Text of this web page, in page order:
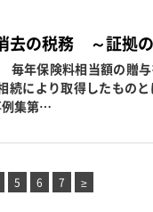
去の税務 ～証拠
毎年保険料相当額の贈
続により取得したもの
例集第…
5 6 7 ≥